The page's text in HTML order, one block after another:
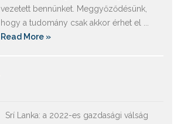
vezetett bennünket. Meggyőződésünk,
hogy a tudomány csak akkor érhet el ...
Read More »
Srí Lanka: a 2022-es gazdasági válság